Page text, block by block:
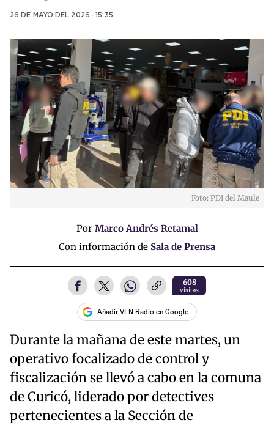
26 DE MAYO DEL 2026 · 15:35
Foto: PDI del Maule
Por Marco Andrés Retamal
Con información de Sala de Prensa
608
visitas
Añadir VLN Radio en Google
Durante la mañana de este martes, un
operativo focalizado de control y
fiscalización se llevó a cabo en la comuna
de Curicó, liderado por detectives
pertenecientes a la Sección de